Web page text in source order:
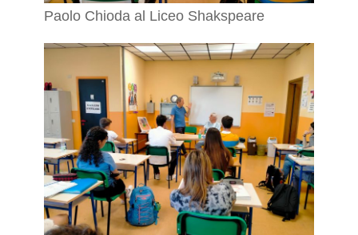
Paolo Chioda al Liceo Shakspeare